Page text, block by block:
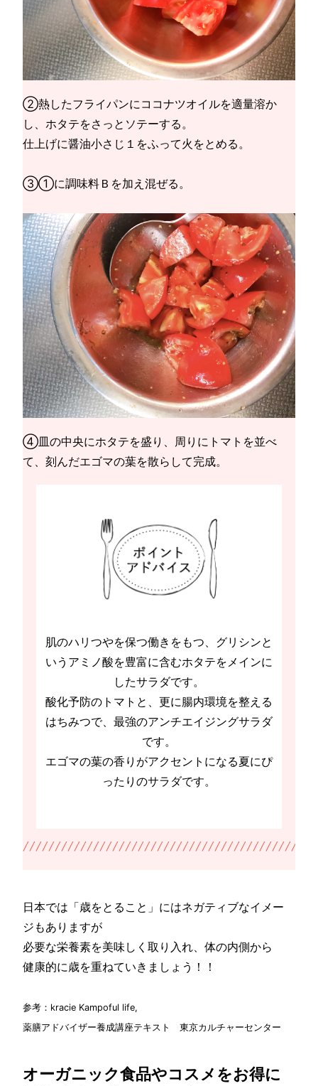
②熱したフライパンにココナツオイルを適量溶か
し、ホタテをさっとソテーする。
仕上げに醤油小さじ１をふって火をとめる。
③①に調味料Ｂを加え混ぜる。
④皿の中央にホタテを盛り、周りにトマトを並べ
て、刻んだエゴマの葉を散らして完成。
肌のハリつやを保つ働きをもつ、グリシンと
いうアミノ酸を豊富に含むホタテをメインに
したサラダです。
酸化予防のトマトと、更に腸内環境を整える
はちみつで、最強のアンチエイジングサラダ
です。
エゴマの葉の香りがアクセントになる夏にぴ
ったりのサラダです。
日本では「歳をとること」にはネガティブなイメー
ジもありますが
必要な栄養素を美味しく取り入れ、体の内側から
健康的に歳を重ねていきましょう！！
参考：kracie Kampoful life,
薬膳アドバイザー養成講座テキスト 東京カルチャーセンター
オーガニック食品やコスメをお得に